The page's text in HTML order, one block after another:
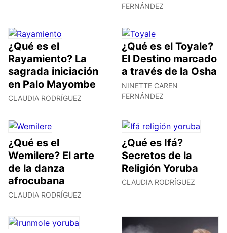
FERNÁNDEZ
¿Qué es el
Rayamiento? La
sagrada iniciación
en Palo Mayombe
CLAUDIA RODRÍGUEZ
¿Qué es el Toyale?
El Destino marcado
a través de la Osha
NINETTE CAREN
FERNÁNDEZ
¿Qué es el
Wemilere? El arte
de la danza
afrocubana
CLAUDIA RODRÍGUEZ
¿Qué es Ifá?
Secretos de la
Religión Yoruba
CLAUDIA RODRÍGUEZ